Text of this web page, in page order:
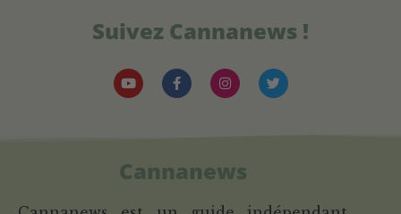
Suivez Cannanews !
Cannanews